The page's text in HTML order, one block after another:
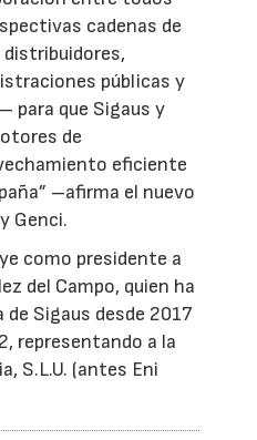
cadenas de
públicas y
para que Sigaus y
de
eficiente
–afirma el nuevo
Genci.
como presidente a
del Campo, quien ha
de Sigaus desde 2017
representando a la
S.L.U. (antes Eni